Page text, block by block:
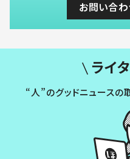
お問い合
ライ
“人”のグッドニュースの